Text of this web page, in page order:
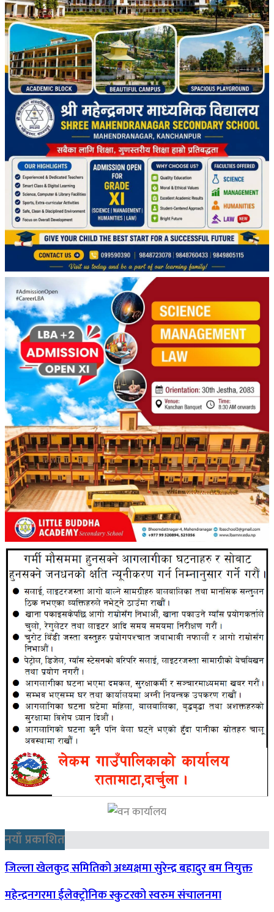
नयाँ प्रकाशित
जिल्ला खेलकुद समितिको अध्यक्षमा सुरेन्द्र बहादुर बम नियुक्त
महेन्द्रनगरमा ईलेक्ट्रोनिक स्कुटरको स्वरुम संचालनमा